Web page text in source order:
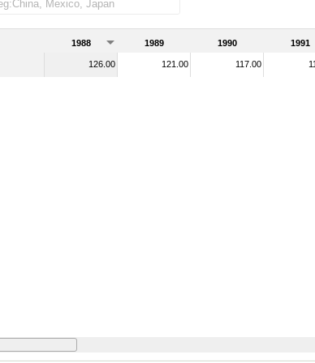
1988 1989 1990 1991
126.00 121.00 117.00